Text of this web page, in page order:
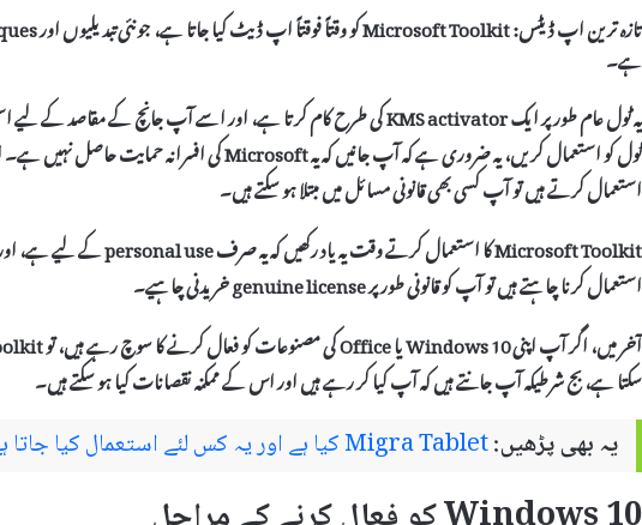
تازہ ترین اپ ڈیٹس:
ہے۔
یہ ٹول عام طور پر ایکKMS activatorکی طرح کام کرتا ہے، اور اسے آپ جانچ کے مقاصد کے لیے
ٹول کو استعمال کریں، یہ ضروری ہے کہ آپ جانیں کہ یہMicrosoftکی افسرانہ حمایت حاصل نہیں
استعمال کرتے ہیں تو آپ کسی بھی قانونی مسائل میں مبتلا ہو سکتے ہیں۔
Microsoft Toolkit کا استعمال کرتے وقت یہ یاد رکھیں کہ یہ صرف
personal useکے لیے ہے،
استعمال کرنا چاہتے ہیں تو آپ کو قانونی طور پرgenuine licenseخریدنی چاہیے۔
سکتا ہے، بج شرطیکہ آپ جانتے ہیں کہ آپ کیا کر رہے ہیں اور اس کے ممکنہ نقصانات کیا ہو سکتے ہیں۔
یہ بھی پڑھیں:Migra Tablet کیا ہے اور یہ کس لئے استعمال کیا جاتا ہے – استعمال اور سائیڈ ایفیکٹس